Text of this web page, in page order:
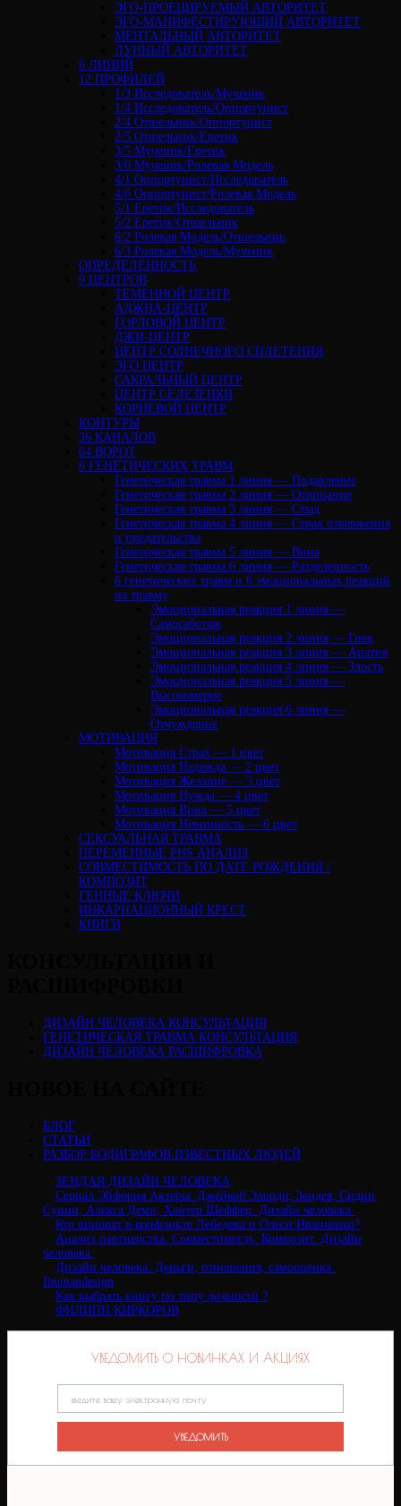
ЭГО-ПРОЕЦИРУЕМЫЙ АВТОРИТЕТ
ЭГО-МАНИФЕСТИРУЮЩИЙ АВТОРИТЕТ
МЕНТАЛЬНЫЙ АВТОРИТЕТ
ЛУННЫЙ АВТОРИТЕТ
6 ЛИНИЙ
12 ПРОФИЛЕЙ
1/3 Исследователь/Мученик
1/4 Исследователь/Оппортунист
2/4 Отшельник/Оппортунист
2/5 Отшельник/Еретик
3/5 Мученик/Еретик
3/6 Мученик/Ролевая Модель
4/1 Оппортунист/Исследователь
4/6 Оппортунист/Ролевая Модель
5/1 Еретик/Исследователь
5/2 Еретик/Отшельник
6/2 Ролевая Модель/Отшельник
6/3 Ролевая Модель/Мученик
ОПРЕДЕЛЕННОСТЬ
9 ЦЕНТРОВ
ТЕМЕННОЙ ЦЕНТР
АДЖНА-ЦЕНТР
ГОРЛОВОЙ ЦЕНТР
ДЖИ-ЦЕНТР
ЦЕНТР СОЛНЕЧНОГО СПЛЕТЕНИЯ
ЭГО ЦЕНТР
САКРАЛЬНЫЙ ЦЕНТР
ЦЕНТР СЕЛЕЗЕНКИ
КОРНЕВОЙ ЦЕНТР
КОНТУРЫ
36 КАНАЛОВ
64 ВОРОТ
6 ГЕНЕТИЧЕСКИХ ТРАВМ
Генетическая травма 1 линия — Подавление
Генетическая травма 2 линия — Отрицание
Генетическая травма 3 линия — Стыд
Генетическая травма 4 линия — Страх отвержения
и предательства
Генетическая травма 5 линия — Вина
Генетическая травма 6 линия — Разделенность
6 генетических травм и 6 эмоциональных реакций
на травму
Эмоциональная реакция 1 линия —
Самосаботаж
Эмоциональная реакция 2 линия — Гнев
Эмоциональная реакция 3 линия — Апатия
Эмоциональная реакция 4 линия — Злость
Эмоциональная реакция 5 линия —
Высокомерие
Эмоциональная реакция 6 линия —
Отчуждение
МОТИВАЦИЯ
Мотивация Страх — 1 цвет
Мотивация Надежда — 2 цвет
Мотивация Желание — 3 цвет
Мотивация Нужда — 4 цвет
Мотивация Вина — 5 цвет
Мотивация Невинность — 6 цвет
СЕКСУАЛЬНАЯ ТРАВМА
ПЕРЕМЕННЫЕ PHS АНАЛИЗ
CОВМЕСТИМОСТЬ ПО ДАТЕ РОЖДЕНИЯ /
КОМПОЗИТ
ГЕННЫЕ КЛЮЧИ
ИНКАРНАЦИОННЫЙ КРЕСТ
КНИГИ
ДИЗАЙН ЧЕЛОВЕКА КОНСУЛЬТАЦИЯ
ГЕНЕТИЧЕСКАЯ ТРАВМА КОНСУЛЬТАЦИЯ
ДИЗАЙН ЧЕЛОВЕКА РАСШИФРОВКА
БЛОГ
СТАТЬИ
РАЗБОР БОДИГРАФОВ ИЗВЕСТНЫХ ЛЮДЕЙ
ЗЕНДАЯ ДИЗАЙН ЧЕЛОВЕКА
Сериал Эйфория Актеры: Джейкоб Элорди, Зендея, Сидни
Суини, Алекса Деми, Хантер Шеффер. Дизайн человека.
Кто виноват в конфликте Лебедева и Олеси Иванченко?
Анализ партнерства. Совместимость. Композит. Дизайн
человека.
Дизайн человека: Деньги, отношения, самооценка.
Ihumandesign
Как выбрать книгу по типу личности ?
ФИЛИПП КИРКОРОВ
УВЕДОМИТЬ О НОВИНКАХ И АКЦИЯХ